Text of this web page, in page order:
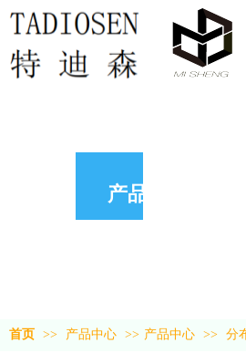
产品中心
首页 >> 产品中心 >> 产品中心 >> 分